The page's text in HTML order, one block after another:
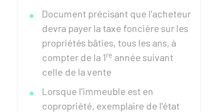
Document précisant que l'acheteur
devra payer la taxe foncière sur les
propriétés bâties, tous les ans, à
compter de la 1re année suivant
celle de la vente
Lorsque l'immeuble est en
copropriété, exemplaire de l'état